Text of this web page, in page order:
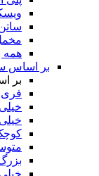
بر اساس
بر
فری
کوچک
بزرگ
خیلی